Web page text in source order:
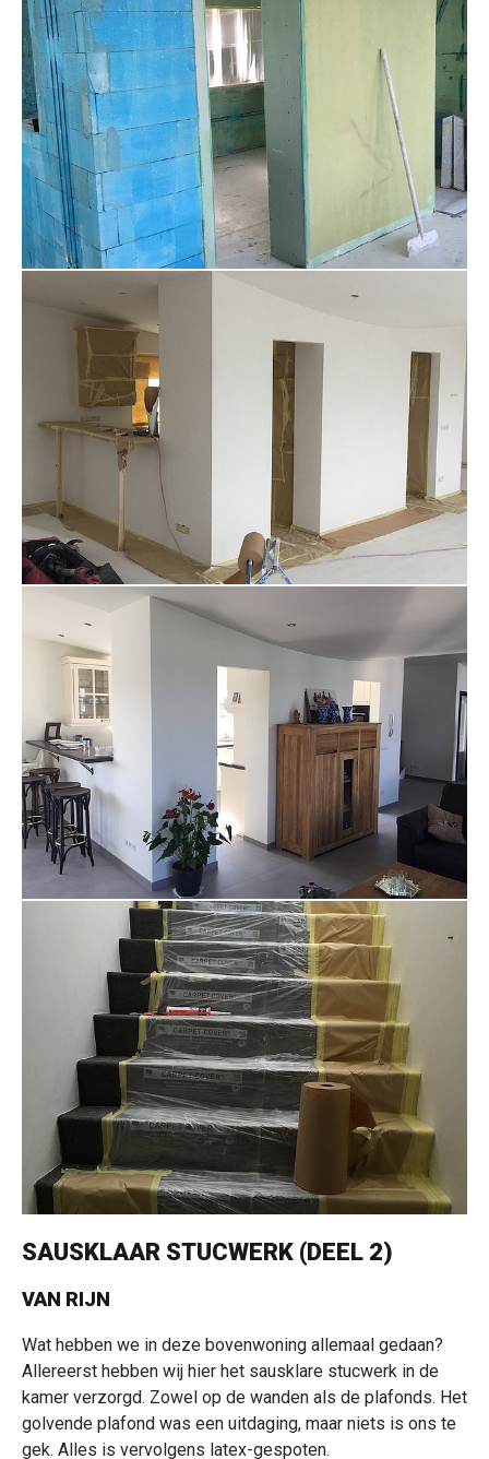
SAUSKLAAR STUCWERK (DEEL 2)
VAN RIJN
Wat hebben we in deze bovenwoning allemaal gedaan?
Allereerst hebben wij hier het sausklare stucwerk in de
kamer verzorgd. Zowel op de wanden als de plafonds. Het
golvende plafond was een uitdaging, maar niets is ons te
gek. Alles is vervolgens latex-gespoten.